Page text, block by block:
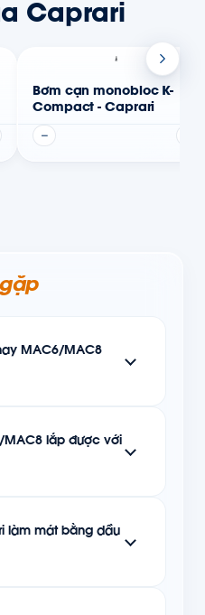
Caprari
Bơm cạn monobloc K-
Compact - Caprari
—
MAC6/MAC8
lắp được với
làm mát bằng dầu